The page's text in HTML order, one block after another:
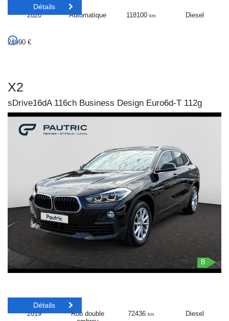
2020 Automatique 118100km Diesel
24990 €
Détails
X2
sDrive16dA 116ch Business Design Euro6d-T 112g
B
2019
Rob double
72436km Diesel
Détails